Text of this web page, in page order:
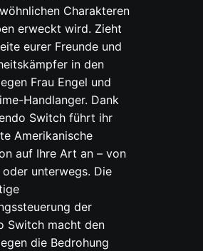
Charakteren
erweckt wird. Zieht
eurer Freunde und
in den
Frau Engel und
Handlanger. Dank
Switch führt ihr
Amerikanische
auf Ihre Art an – von
oder unterwegs. Die
der
Switch macht den
die Bedrohung